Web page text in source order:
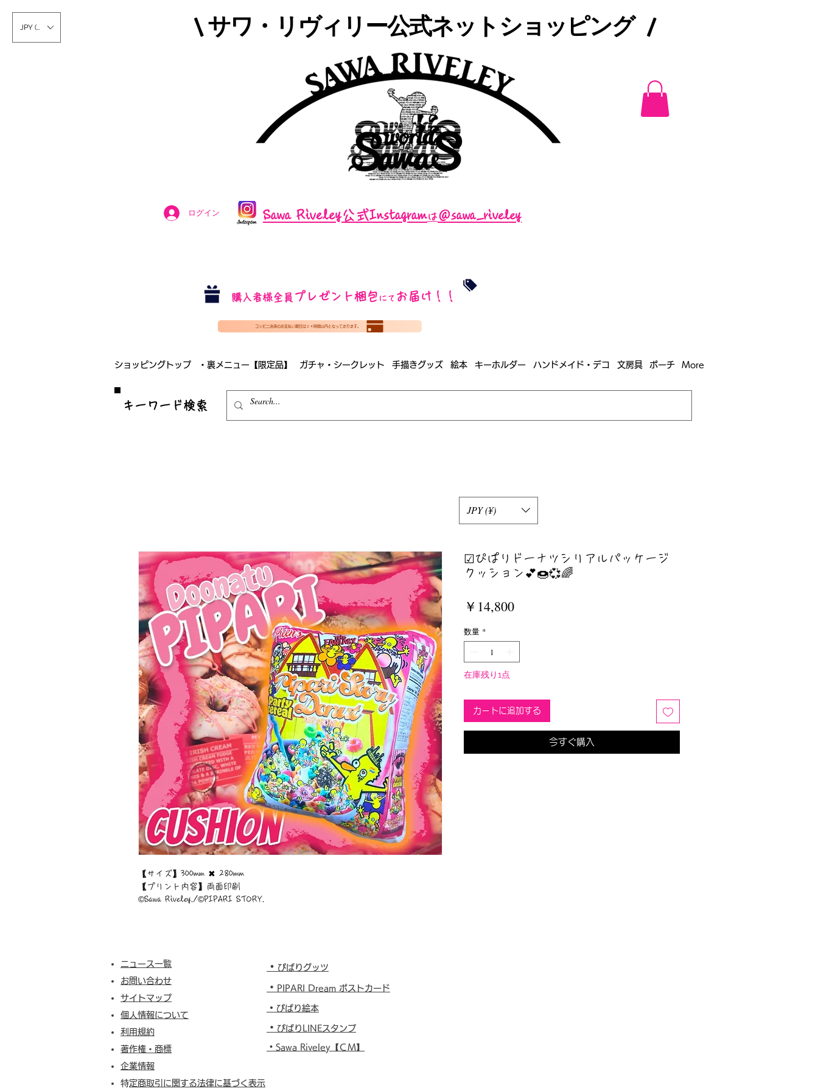
JPY (¥) \ サワ・リヴィリー公式ネットショッピング /​
Sawa Riveley公式Instagramは＠sawa_riveley
ログイン
購入者様全員 プレゼント梱包 にて お届け！！
コンビニ決済のお支払い期日は２４時間以内となっております。
ショッピングトップ ・裏メニュー【限定品】 ガチャ・シークレット 手描きグッズ 絵本 キーホルダー ハンドメイド・デコ 文房具 ポーチ More
​キーワード検索
【サイズ】300mm ✖︎ 280mm
【プリント内容】両面印刷
©︎Sawa Riveley./©︎PIPARI STORY.
☑︎ぴぱりドーナツシリアルパッケージ
クッション💕🍩💞🌈
￥14,800価
数量 *
在庫残り1点
カートに追加する
今すぐ購入
JPY (¥)
ニュース一覧
お問い合わせ
サイトマップ
個人情報について
利用規約
著作権・商標
企業情報
​特定商取引に関する法律に基づく表示
・ ぴぱりグッツ
・ PIPARI Dream ポストカード
・ ぴぱり絵本
・ ぴぱりLINEスタンプ
​・ Sawa Riveley【ＣＭ】